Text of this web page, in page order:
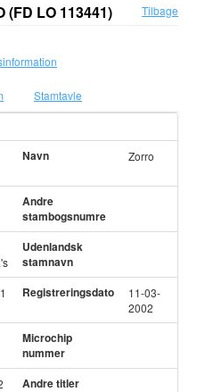
(FD LO 113441) Tilbage
Stamtavle
Navn Zorro
Andre
stambogsnumre
Udenlandsk
stamnavn
Registreringsdato
11-03-
2002
Microchip
nummer
Andre titler